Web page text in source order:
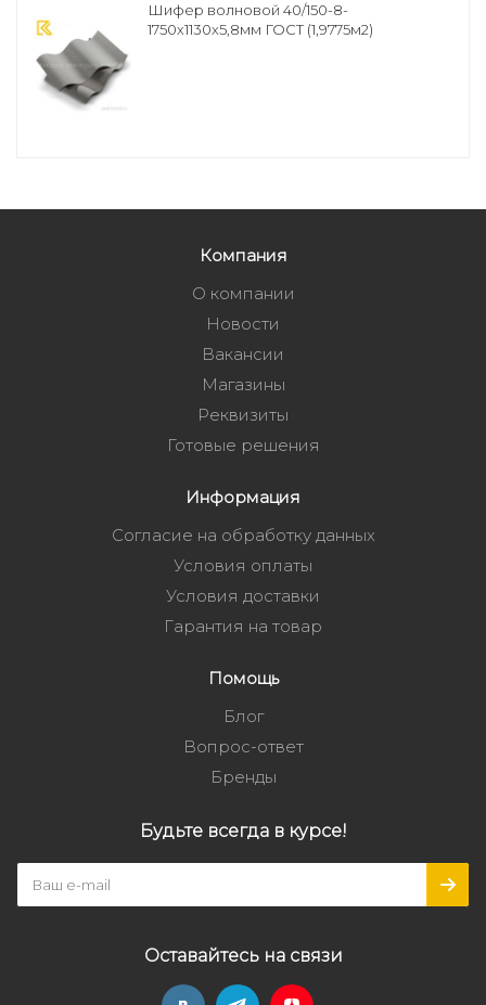
Шифер волновой 40/150-8-
1750х1130х5,8мм ГОСТ (1,9775м2)
Компания
О компании
Новости
Вакансии
Магазины
Реквизиты
Готовые решения
Информация
Согласие на обработку данных
Условия оплаты
Условия доставки
Гарантия на товар
Помощь
Блог
Вопрос-ответ
Бренды
Будьте всегда в курсе!
Оставайтесь на связи